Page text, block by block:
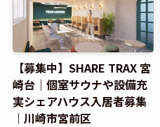
【募集中】SHARE TRAX 宮
崎台｜個室サウナや設備充
実シェアハウス入居者募集
｜川崎市宮前区